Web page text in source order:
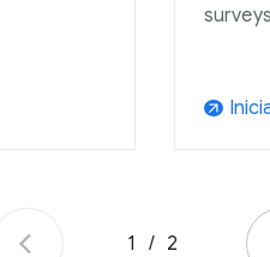
surveys
arrow_outward
1 / 2